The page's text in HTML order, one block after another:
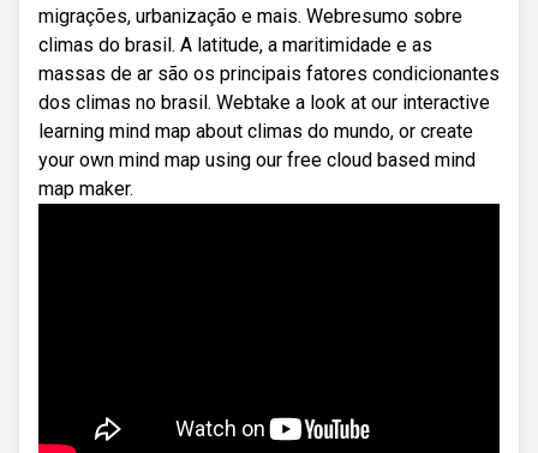
migrações, urbanização e mais. Webresumo sobre
climas do brasil. A latitude, a maritimidade e as
massas de ar são os principais fatores condicionantes
dos climas no brasil. Webtake a look at our interactive
learning mind map about climas do mundo, or create
your own mind map using our free cloud based mind
map maker.